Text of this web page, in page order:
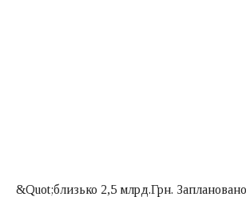
&Quot;близько 2,5 млрд.Грн.